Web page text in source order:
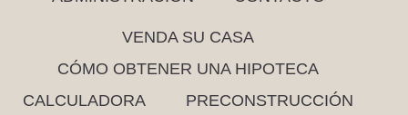
VENDA SU CASA
CÓMO OBTENER UNA HIPOTECA
CALCULADORA
PRECONSTRUCCIÓN